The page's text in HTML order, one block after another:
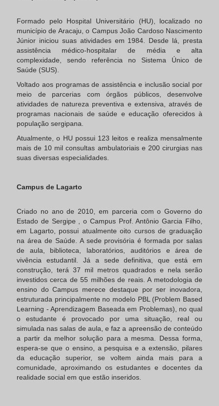
Formado pelo Hospital Universitário (HU), localizado no
município de Aracaju, o Campus João Cardoso Nascimento
Júnior iniciou suas atividades em 1984. Desde lá, presta
assistência médico-hospitalar de média e alta
complexidade, sendo referência no Sistema Único de
Saúde (SUS).
Voltado aos programas de assistência e inclusão social por
meio de parcerias com órgãos públicos, desenvolve
atividades de natureza preventiva e extensiva, através de
programas nacionais de saúde e educação oferecidos à
população sergipana.
Atualmente, o HU possui 123 leitos e realiza mensalmente
mais de 10 mil consultas ambulatoriais e 200 cirurgias nas
suas diversas especialidades.
Campus de Lagarto
Criado no ano de 2010, em parceria com o Governo do
Estado de Sergipe , o Campus Prof. Antônio Garcia Filho,
em Lagarto, possui atualmente oito cursos de graduação
na área de Saúde. A sede provisória é formada por salas
de aula, biblioteca, laboratórios, auditórios e área de
vivência estudantil. Já a sede definitiva, que está em
construção, terá 37 mil metros quadrados e nela serão
investidos cerca de 55 milhões de reais. A metodologia de
ensino do Campus merece destaque por ser inovadora,
estruturada principalmente no modelo PBL (Problem Based
Learning - Aprendizagem Baseada em Problemas), no qual
o estudante é provocado por uma situação, real ou
simulada nas salas de aula, e faz a apreensão de conteúdo
a partir da melhor solução para a mesma. Dessa forma,
espera-se que o ensino, a pesquisa e a extensão, pilares
da educação superior, se voltem ainda mais para a
comunidade, aproximando os estudantes e docentes da
realidade social em que estão inseridos.